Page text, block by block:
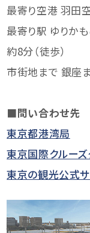
最寄り空港 羽田
最寄り駅 ゆりか
約8分（徒歩）
市街地まで 銀座
■問い合わせ先
東京都港湾局
東京国際クルー
東京の観光公式サ